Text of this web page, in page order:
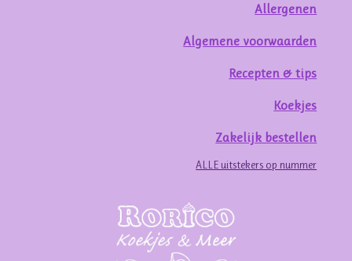
Allergenen
Algemene voorwaarden
Recepten & tips
Koekjes
Zakelijk bestellen
ALLE uitstekers op nummer